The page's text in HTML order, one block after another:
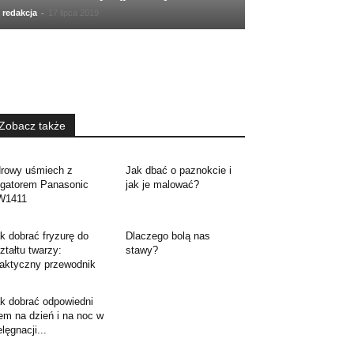
redakcja -
także
uśmiech z
Panasonic
Jak dbać o paznokcie i
jak je malować?
dobrać fryzurę do
twarzy:
przewodnik
Dlaczego bolą nas
stawy?
dobrać odpowiedni
na dzień i na noc w